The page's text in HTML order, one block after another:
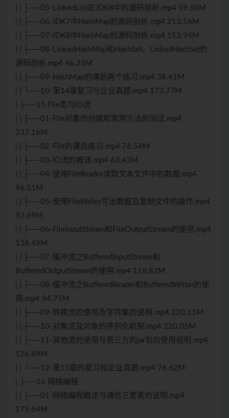
| | ├──05-LinkedList在JDK8中的源码剖析.mp4 59.50M
| | ├──06-JDK7中HashMap的源码剖析.mp4 213.56M
| | ├──07-JDK8中HashMap的源码剖析.mp4 153.94M
| | ├──08-LinkedHashMap和HashSet、LinkedHashSet的
源码剖析.mp4 46.23M
| | ├──09-HashMap的课后两个练习.mp4 38.41M
| | └──10-第14章复习与企业真题.mp4 173.77M
| ├──15 File类与IO流
| | ├──01-File对象的创建和常用方法的测试.mp4
237.16M
| | ├──02-File的课后练习.mp4 76.54M
| | ├──03-IO流的概述.mp4 63.43M
| | ├──04-使用FileReader读取文本文件中的数据.mp4
96.51M
| | ├──05-使用FileWriter写出数据及复制文件的操作.mp4
92.69M
| | ├──06-FileInputStream和FileOutputStream的使用.mp4
138.49M
| | ├──07-缓冲流之BufferedInputStream和
BufferedOutputStream的使用.mp4 118.82M
| | ├──08-缓冲流之BufferedReader和BufferedWriter的使
用.mp4 84.75M
| | ├──09-转换流的使用及字符集的说明.mp4 220.11M
| | ├──10-对象流及对象的序列化机制.mp4 220.05M
| | ├──11-其他流的使用与第三方的jar包的使用说明.mp4
126.69M
| | └──12-第15章的复习和企业真题.mp4 76.62M
| ├──16 网络编程
| | ├──01-网络编程概述与通信三要素的说明.mp4
179.64M